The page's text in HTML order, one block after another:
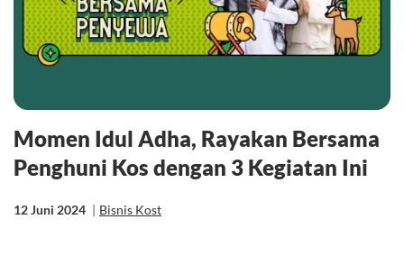
Momen Idul Adha, Rayakan Bersama
Penghuni Kos dengan 3 Kegiatan Ini
12 Juni 2024 | Bisnis Kost